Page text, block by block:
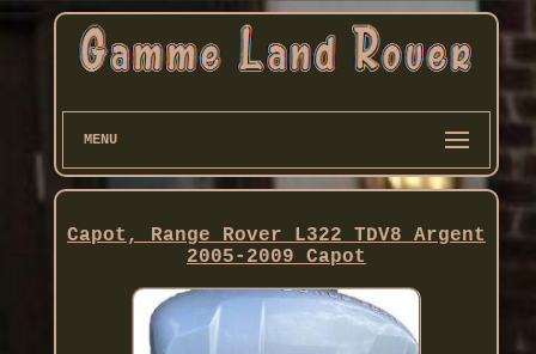
MENU
Capot, Range Rover L322 TDV8 Argent
2005-2009 Capot